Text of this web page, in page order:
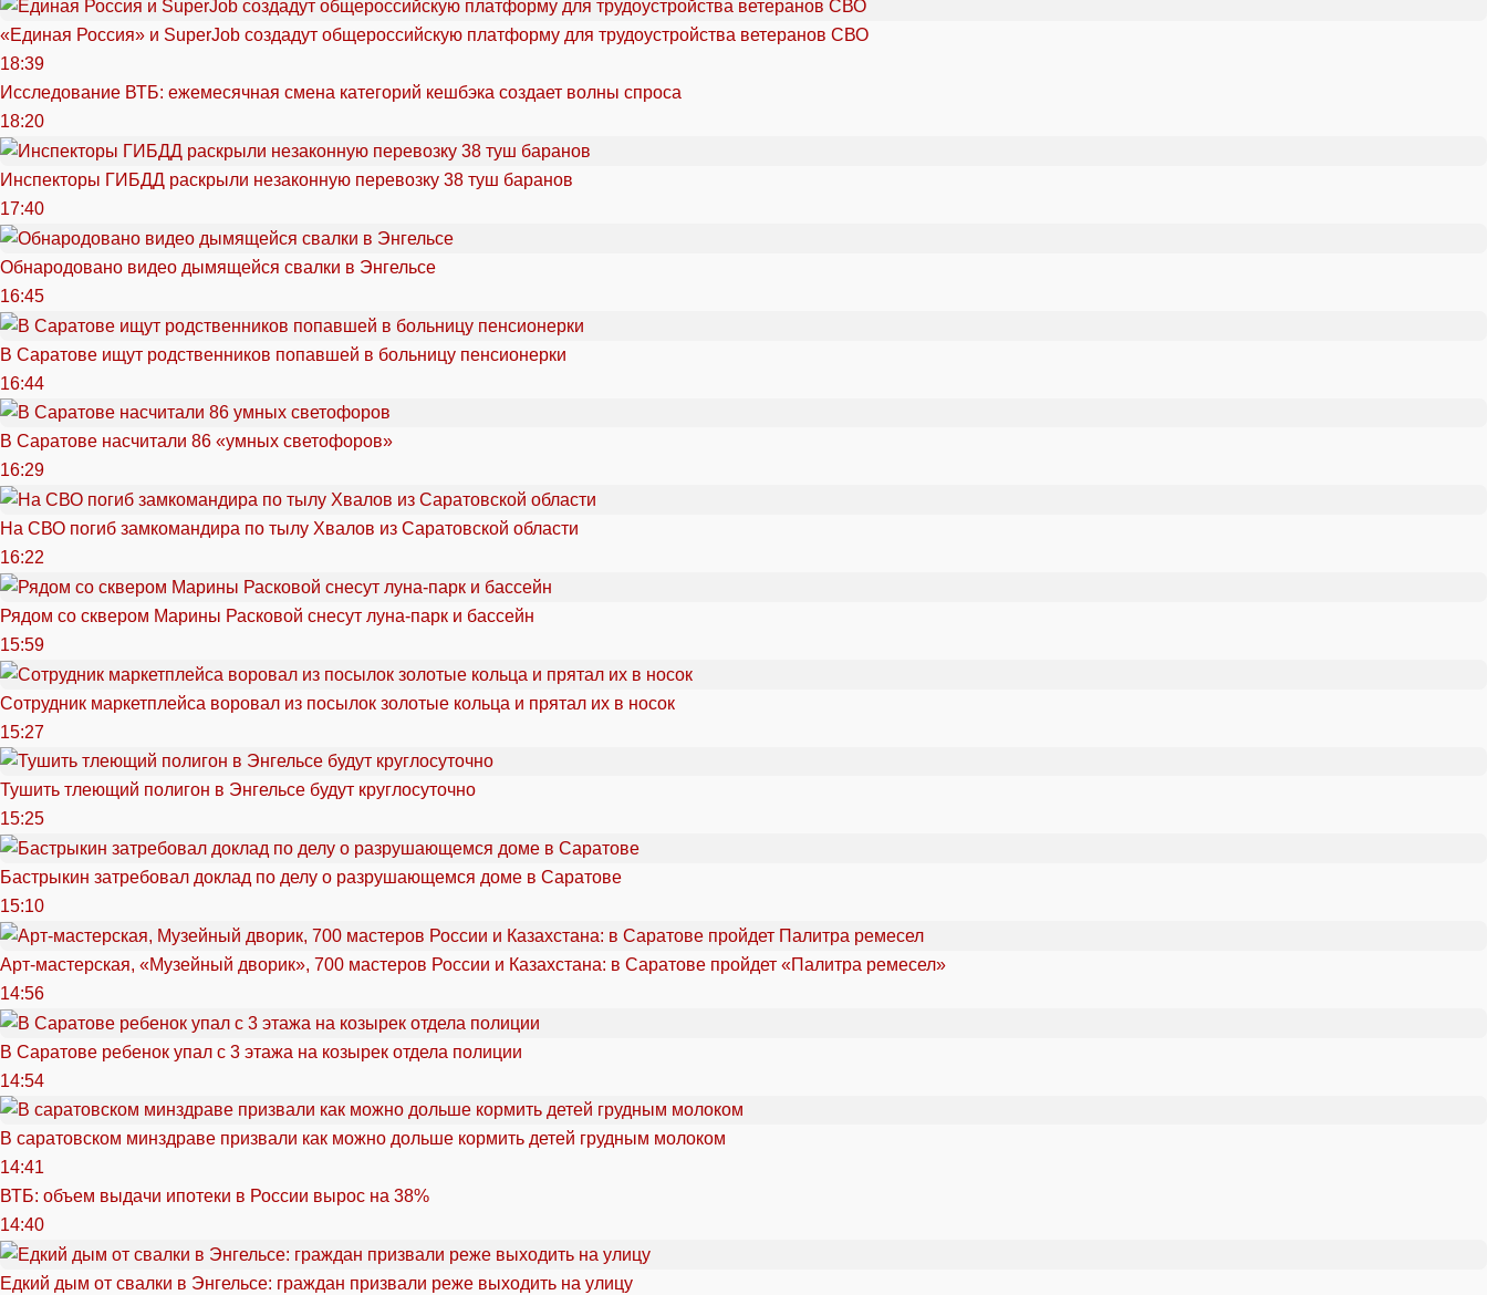
«Единая Россия» и SuperJob создадут общероссийскую платформу для трудоустройства ветеранов СВО
18:39
Исследование ВТБ: ежемесячная смена категорий кешбэка создает волны спроса
18:20
Инспекторы ГИБДД раскрыли незаконную перевозку 38 туш баранов
17:40
Обнародовано видео дымящейся свалки в Энгельсе
16:45
В Саратове ищут родственников попавшей в больницу пенсионерки
16:44
В Саратове насчитали 86 «умных светофоров»
16:29
На СВО погиб замкомандира по тылу Хвалов из Саратовской области
16:22
Рядом со сквером Марины Расковой снесут луна-парк и бассейн
15:59
Сотрудник маркетплейса воровал из посылок золотые кольца и прятал их в носок
15:27
Тушить тлеющий полигон в Энгельсе будут круглосуточно
15:25
Бастрыкин затребовал доклад по делу о разрушающемся доме в Саратове
15:10
Арт-мастерская, «Музейный дворик», 700 мастеров России и Казахстана: в Саратове пройдет «Палитра ремесел»
14:56
В Саратове ребенок упал с 3 этажа на козырек отдела полиции
14:54
В саратовском минздраве призвали как можно дольше кормить детей грудным молоком
14:41
ВТБ: объем выдачи ипотеки в России вырос на 38%
14:40
Едкий дым от свалки в Энгельсе: граждан призвали реже выходить на улицу